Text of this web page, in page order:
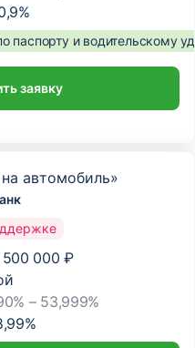
%
паспорту и водительскому
заявку
автомобиль»
500 000 ₽
– 53,999%
%